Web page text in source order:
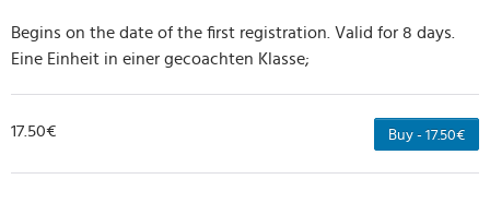
Begins on the date of the first registration. Valid for 8 days.
Eine Einheit in einer gecoachten Klasse;
Buy - 17.50€
17.50€